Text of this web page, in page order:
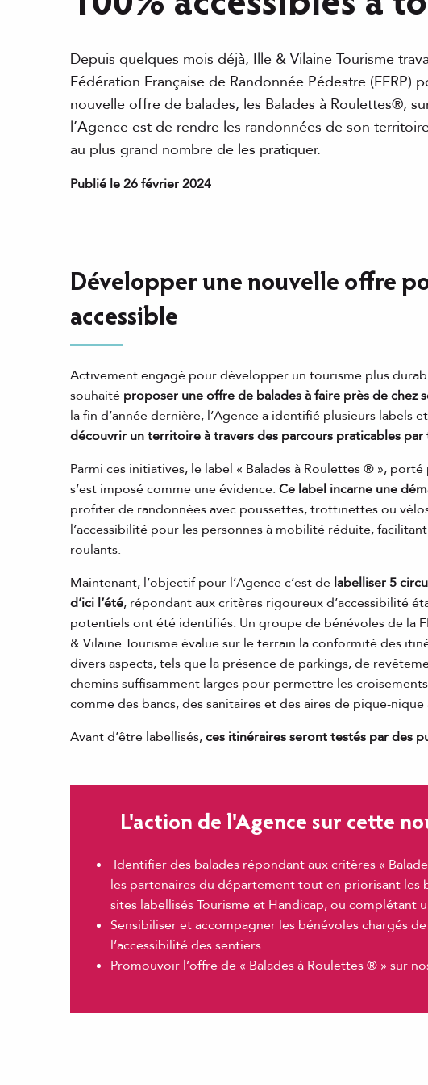
Depuis quelques mois déjà, Ille & Vilaine Tourisme
Fédération Française de Randonnée Pédestre (FFRP)
nouvelle offre de balades, les Balades à Roulettes®,
l’Agence est de rendre les randonnées de son
au plus grand nombre de les pratiquer.
Publié le 26 février 2024
Développer une nouvelle offre
accessible
Activement engagé pour développer un tourisme plus
souhaité proposer une offre de balades à faire près de chez
la fin d’année dernière, l’Agence a identifié plusieurs labels
découvrir un territoire à travers des parcours praticables par
Parmi ces initiatives, le label « Balades à Roulettes ® »,
s’est imposé comme une évidence. Ce label incarne une
profiter de randonnées avec poussettes, trottinettes ou
l’accessibilité pour les personnes à mobilité réduite,
roulants.
Maintenant, l’objectif pour l’Agence c’est de labelliser 5
d’ici l’été, répondant aux critères rigoureux d’accessibilité
potentiels ont été identifiés. Un groupe de bénévoles de la
& Vilaine Tourisme évalue sur le terrain la conformité des
divers aspects, tels que la présence de parkings, de
chemins suffisamment larges pour permettre les
comme des bancs, des sanitaires et des aires de pique-nique
Avant d’être labellisés,ces itinéraires seront testés par des
L'action de l'Agence sur cette
Identifier des balades répondant aux critères «
les partenaires du département tout en priorisant les
sites labellisés Tourisme et Handicap, ou complétant
Sensibiliser et accompagner les bénévoles chargés
l’accessibilité des sentiers.
Promouvoir l’offre de « Balades à Roulettes ® » sur